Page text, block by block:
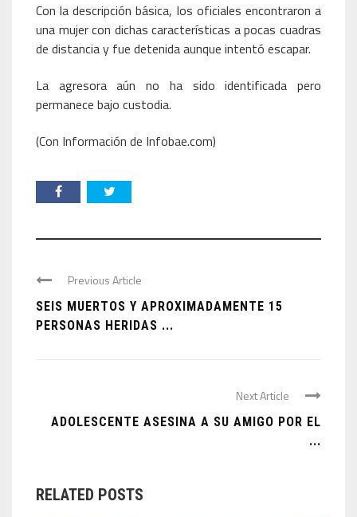
Con la descripción básica, los oficiales encontraron a
una mujer con dichas características a pocas cuadras
de distancia y fue detenida aunque intentó escapar.
La agresora aún no ha sido identificada pero
permanece bajo custodia.
(Con Información de Infobae.com)
Previous Article
SEIS MUERTOS Y APROXIMADAMENTE 15
PERSONAS HERIDAS ...
Next Article
ADOLESCENTE ASESINA A SU AMIGO POR EL
...
RELATED POSTS